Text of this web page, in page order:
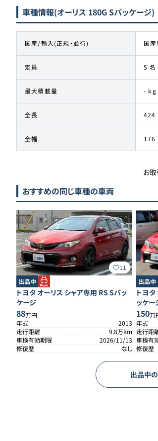
車種情報(オーリス 180G Sパッケージ)
国産/輸入(正規・並行) 国産
定員 5 名
最大積載量 - kg
全長 424
全幅 176
お
おすすめの同じ車種の車両
11
出品中
トヨタ オーリス シャア専用 RS Sパッ
ケージ
88万円
年式
2013
走行距離
9.8万km
車検有効期限
2026/11/13
修復歴
なし
出品中
トヨタ
ッケー
150万
年式
走行距
車検有
修復歴
出品中の